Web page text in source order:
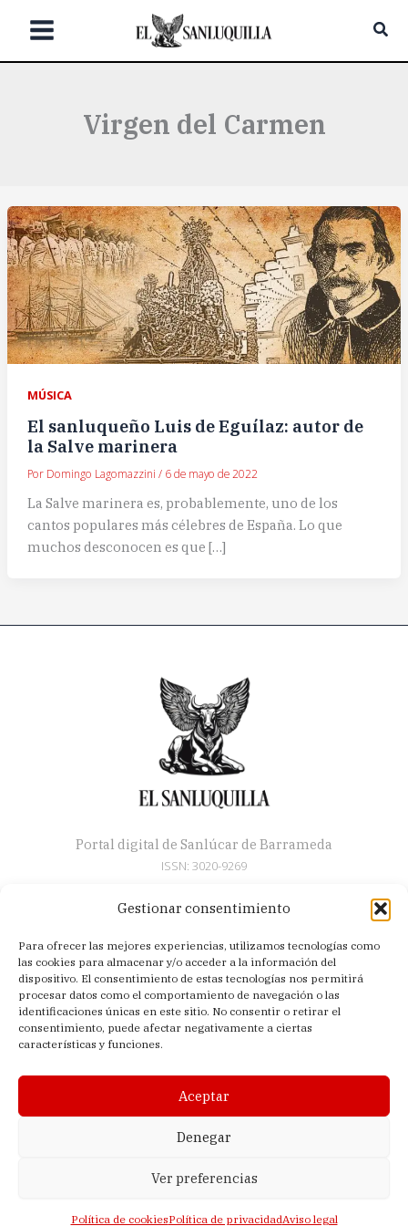
Gestionar consentimiento
Para ofrecer las mejores experiencias, utilizamos tecnologías como
las cookies para almacenar y/o acceder a la información del
dispositivo. El consentimiento de estas tecnologías nos permitirá
procesar datos como el comportamiento de navegación o las
identificaciones únicas en este sitio. No consentir o retirar el
consentimiento, puede afectar negativamente a ciertas
características y funciones.
Aceptar
Denegar
Ver preferencias
Política de cookiesPolítica de privacidadAviso legal
Virgen del Carmen
MÚSICA
El sanluqueño Luis de Eguílaz: autor de
la Salve marinera
Por Domingo Lagomazzini / 6 de mayo de 2022
La Salve marinera es, probablemente, uno de los
cantos populares más célebres de España. Lo que
muchos desconocen es que […]
Portal digital de Sanlúcar de Barrameda
ISSN: 3020-9269
Artículos
Semana Santa
Nosotros
Acerca de
Política de privacidad
Política de cookies (UE)
España) |Lagomedia Digital